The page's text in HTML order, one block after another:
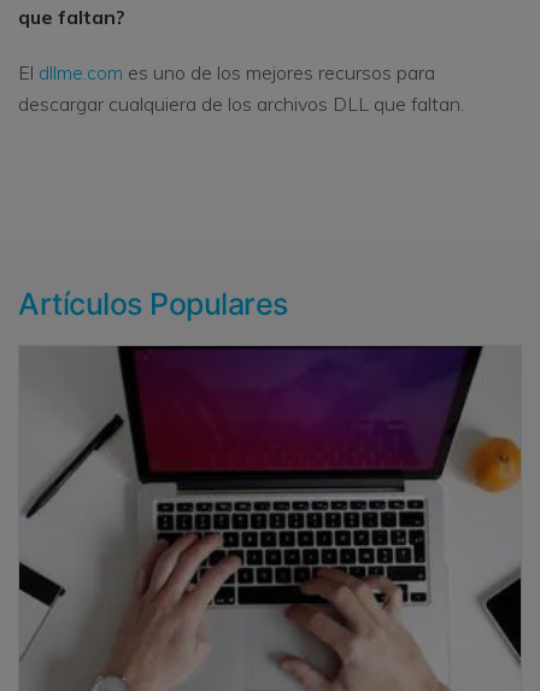
que faltan?
El dllme.com es uno de los mejores recursos para
descargar cualquiera de los archivos DLL que faltan.
Artículos Populares